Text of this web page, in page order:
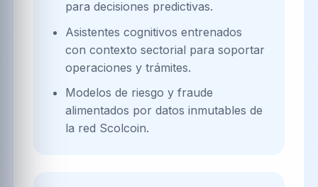
para decisiones predictivas.
Asistentes cognitivos entrenados
con contexto sectorial para soportar
operaciones y trámites.
Modelos de riesgo y fraude
alimentados por datos inmutables de
la red Scolcoin.